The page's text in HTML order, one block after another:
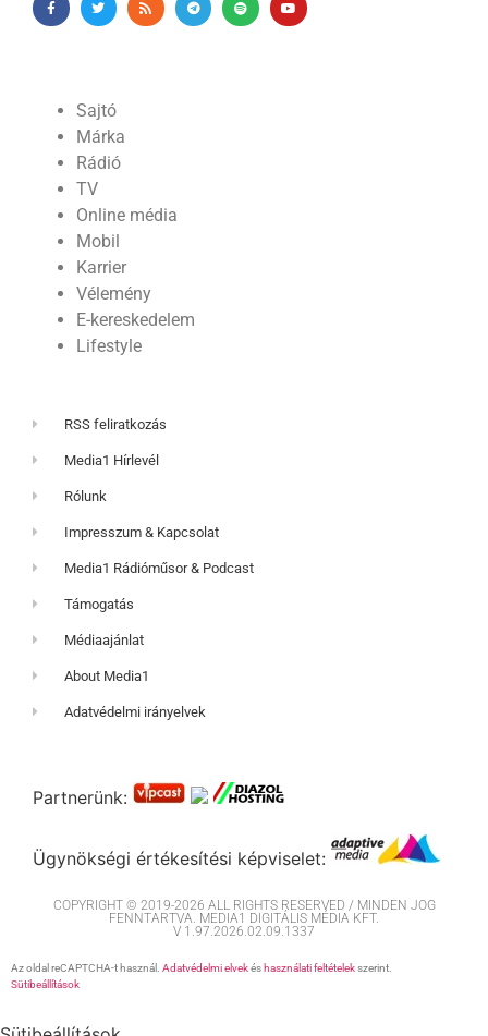
Sajtó
Márka
Rádió
TV
Online média
Mobil
Karrier
Vélemény
E-kereskedelem
Lifestyle
RSS feliratkozás
Media1 Hírlevél
Rólunk
Impresszum & Kapcsolat
Media1 Rádióműsor & Podcast
Támogatás
Médiaajánlat
About Media1
Adatvédelmi irányelvek
Partnerünk:
Ügynökségi értékesítési képviselet:
COPYRIGHT © 2019-2026 ALL RIGHTS RESERVED / MINDEN JOG
FENNTARTVA. MEDIA1 DIGITÁLIS MÉDIA KFT.
V 1.97.2026.02.09.1337
Az oldal reCAPTCHA-t használ. Adatvédelmi elvekés használati feltételekszerint.
Sütibeállítások